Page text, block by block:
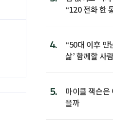
“120 전화 한
4.
“50대 이후 만
삶’ 함께할 사
5.
마이클 잭슨은
을까